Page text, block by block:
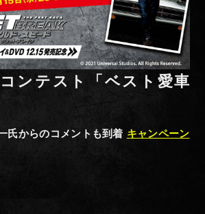
ンテスト「ベスト愛車
氏からのコメントも到着 キャンペーン